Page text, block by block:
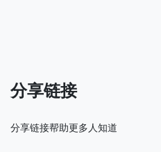
分享链接
分享链接帮助更多人知道